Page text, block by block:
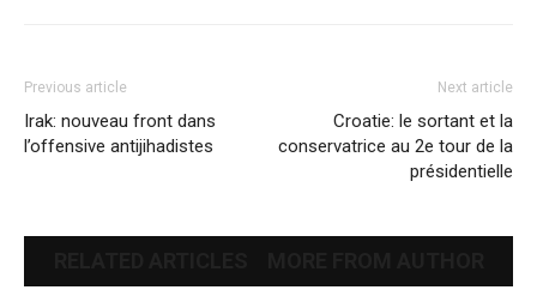
Previous article
Irak: nouveau front dans
l’offensive antijihadistes
Next article
Croatie: le sortant et la
conservatrice au 2e tour de la
présidentielle